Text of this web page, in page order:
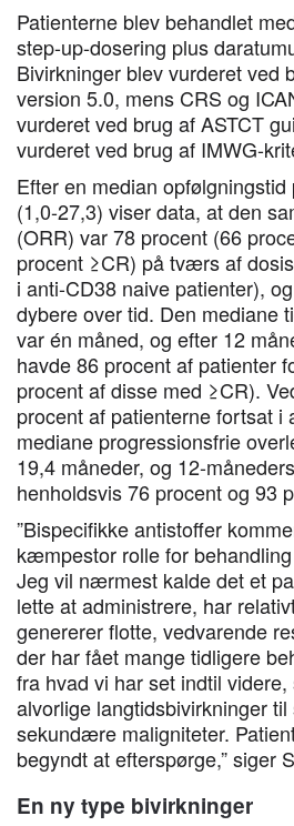
Patienterne blev behandlet
step-up-dosering plus
Bivirkninger blev vurderet ved
version 5.0, mens CRS og
vurderet ved brug af ASTCT
vurderet ved brug af IMWG-
Efter en median
(1,0-27,3) viser data, at den
(ORR) var 78 procent (66
procent ≥CR) på tværs af
i anti-CD38 naive patienter),
dybere over tid. Den mediane
var én måned, og efter 12
havde 86 procent af patienter
procent af disse med ≥CR).
procent af patienterne fortsat i
mediane progressionsfrie
19,4 måneder, og 12-
henholdsvis 76 procent og 93
”Bispecifikke antistoffer
kæmpestor rolle for
Jeg vil nærmest kalde det et
lette at administrere, har
genererer flotte, vedvarende
der har fået mange tidligere
fra hvad vi har set indtil
alvorlige langtidsbivirkninger
sekundære maligniteter.
begyndt at efterspørge,” siger
En ny type bivirkninger